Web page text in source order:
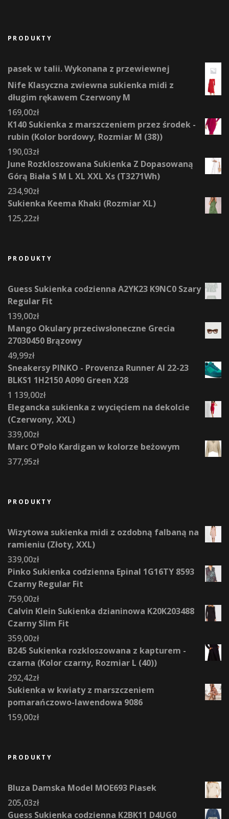
PRODUKTY
pasek w talii. Wykonana z przewiewnej
Nife Klasyczna zwiewna sukienka midi z
długim rękawem Czerwony M
169,00zł
K140 Sukienka z marszczeniem przez środek -
rubin (Kolor bordowy, Rozmiar M (38))
190,03zł
June Rozkloszowana Sukienka Z Dopasowaną
Górą Biała S M L XL XXL Xs (T3271Wh)
234,90zł
Sukienka Keema Khaki (Rozmiar XL)
125,22zł
PRODUKTY
Guess Sukienka codzienna A2YK23 K9NC0 Szary
Regular Fit
139,00zł
Mango Okulary przeciwsłoneczne Grecia
27030450 Brązowy
49,99zł
Sneakersy PINKO - Provenza Runner AI 22-23
BLKS1 1H2150 A090 Green X28
1 139,00zł
Elegancka sukienka z wycięciem na dekolcie
(Czerwony, XXL)
339,00zł
Marc O'Polo Kardigan w kolorze beżowym
377,95zł
PRODUKTY
Wizytowa sukienka midi z ozdobną falbaną na
ramieniu (Złoty, XXL)
339,00zł
Pinko Sukienka codzienna Epinal 1G16TY 8593
Czarny Regular Fit
759,00zł
Calvin Klein Sukienka dzianinowa K20K203488
Czarny Slim Fit
359,00zł
B245 Sukienka rozkloszowana z kapturem -
czarna (Kolor czarny, Rozmiar L (40))
292,42zł
Sukienka w kwiaty z marszczeniem
pomarańczowo-lawendowa 9086
159,00zł
PRODUKTY
Bluza Damska Model MOE693 Piasek
205,03zł
Guess Sukienka codzienna K2BK11 D4UG0